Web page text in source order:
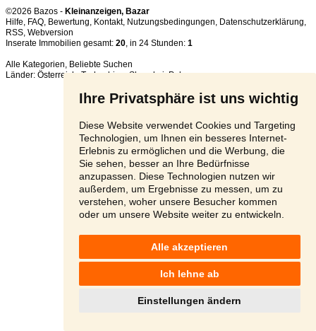
Ihre Privatsphäre ist uns wichtig
Diese Website verwendet Cookies und Targeting
Technologien, um Ihnen ein besseres Internet-
Erlebnis zu ermöglichen und die Werbung, die
Sie sehen, besser an Ihre Bedürfnisse
anzupassen. Diese Technologien nutzen wir
außerdem, um Ergebnisse zu messen, um zu
verstehen, woher unsere Besucher kommen
oder um unsere Website weiter zu entwickeln.
Alle akzeptieren
Ich lehne ab
Einstellungen ändern
©2026 Bazos - Kleinanzeigen, Bazar
Hilfe, FAQ, Bewertung, Kontakt, Nutzungsbedingungen, Datenschutzerklärung,
RSS,
Inserate Immobilien gesamt: 20, in 24 Stunden: 1
Alle Kategorien, Beliebte Suchen
Länder: Österreich,Tschechien,Slowakei,Polen